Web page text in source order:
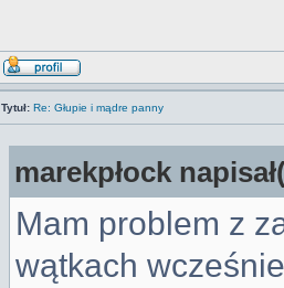
Tytuł: Re: Głupie i mądre panny
marekpłock
Mam problem z
wątkach